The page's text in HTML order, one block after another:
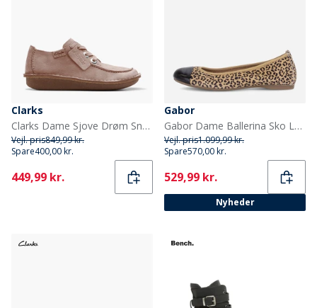
Clarks
Clarks Dame Sjove Drøm Snørebånd Sko Light Pink Suede
Vejl. pris849,99 kr.
Spare400,00 kr.
Current
449,99 kr.
Gabor
Gabor Dame Ballerina Sko Leopard
Vejl. pris1.099,99 kr.
Spare570,00 kr.
Current
529,99 kr.
Nyheder